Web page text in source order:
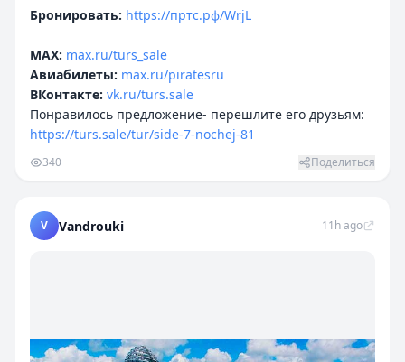
Бронировать: https://пртс.рф/WrjL
MAX: max.ru/turs_sale
Авиабилеты: max.ru/piratesru
ВКонтакте: vk.ru/turs.sale
Понравилось предложение- перешлите его друзьям:
https://turs.sale/tur/side-7-nochej-81
340 Поделиться
V Vandrouki 11h ago